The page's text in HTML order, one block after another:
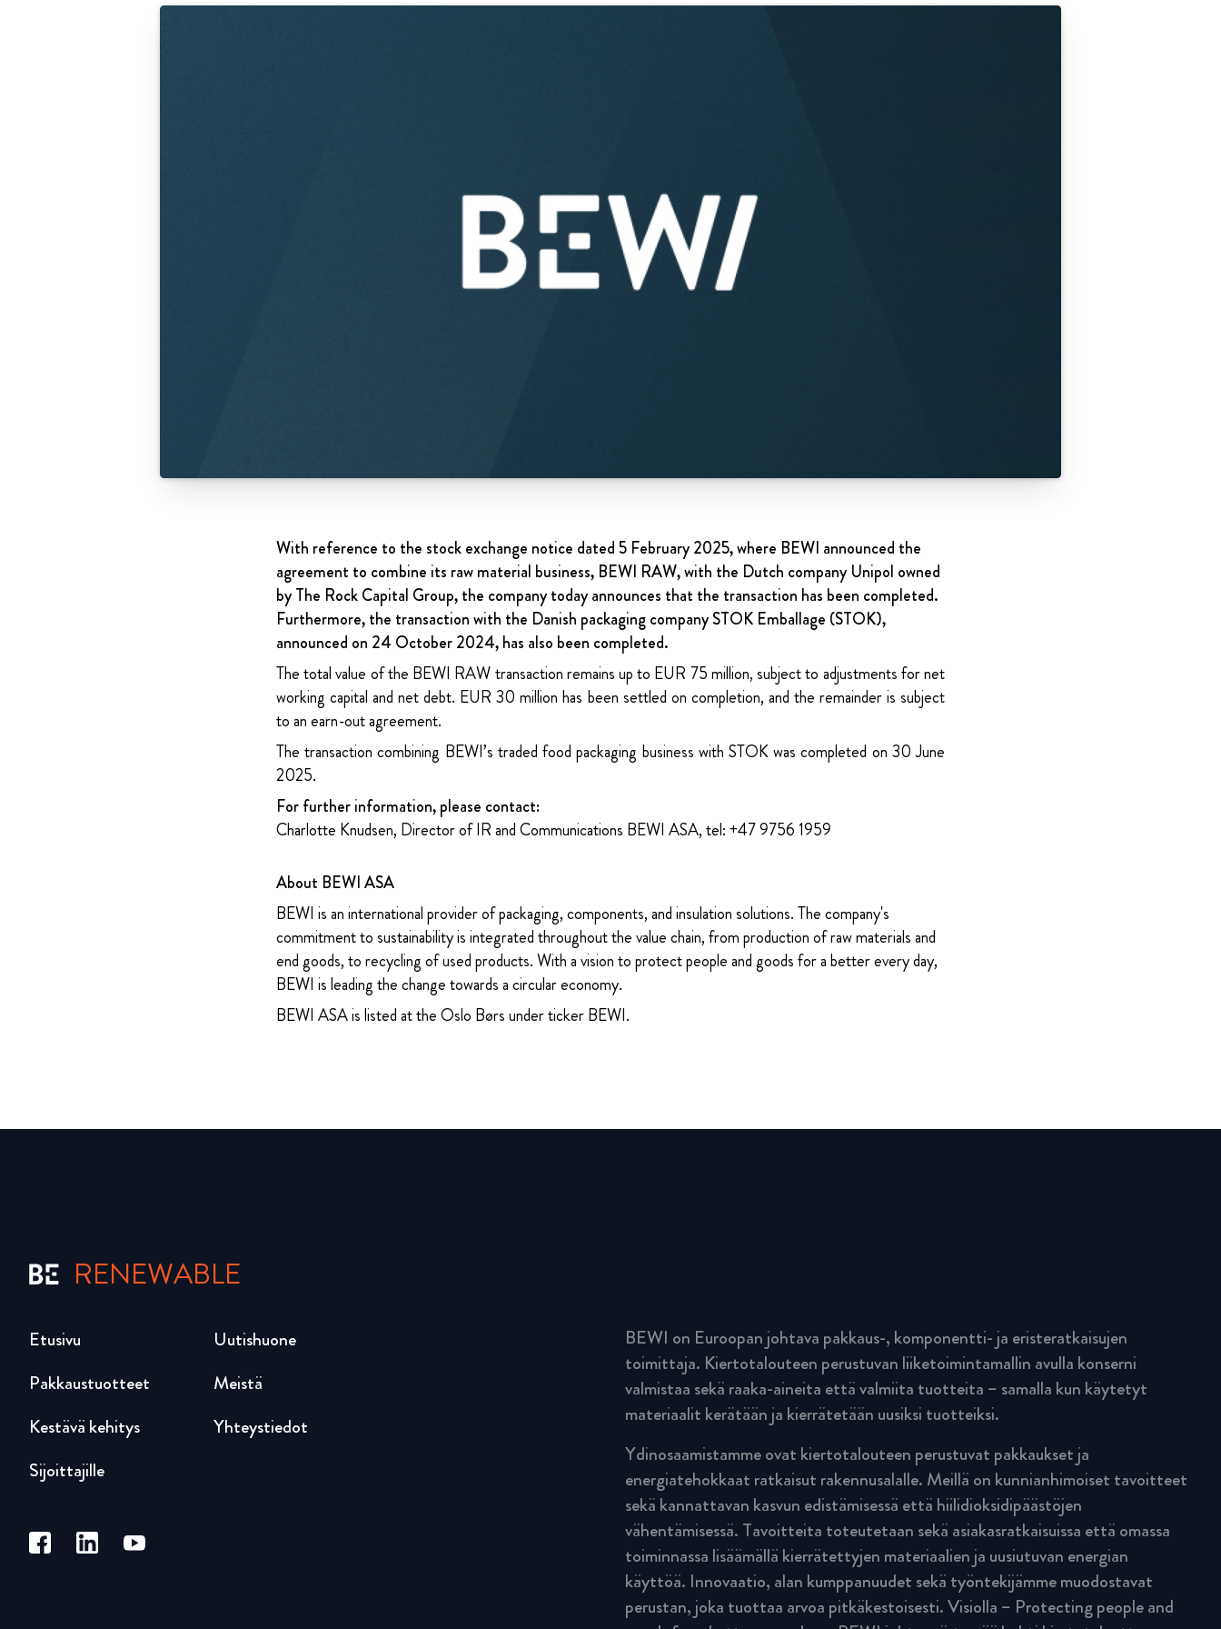
Acquisitions & investments
With reference to the stock exchange notice dated 5 February 2025, where BEWI announced the
agreement to combine its raw material business, BEWI RAW, with the Dutch company Unipol owned
by The Rock Capital Group, the company today announces that the transaction has been completed.
Furthermore, the transaction with the Danish packaging company STOK Emballage (STOK),
announced on 24 October 2024, has also been completed.
The total value of the BEWI RAW transaction remains up to EUR 75 million, subject to adjustments for net
working capital and net debt. EUR 30 million has been settled on completion, and the remainder is subject
to an earn-out agreement.
The transaction combining BEWI’s traded food packaging business with STOK was completed on 30 June
2025.
For further information, please contact:
Charlotte Knudsen, Director of IR and Communications BEWI ASA, tel: +47 9756 1959
About BEWI ASA
BEWI is an international provider of packaging, components, and insulation solutions. The company's
commitment to sustainability is integrated throughout the value chain, from production of raw materials and
end goods, to recycling of used products. With a vision to protect people and goods for a better every day,
BEWI is leading the change towards a circular economy.
BEWI ASA is listed at the Oslo Børs under ticker BEWI.
RENEWABLE
Etusivu
Pakkaustuotteet
Kestävä kehitys
Sijoittajille
Uutishuone
Meistä
Yhteystiedot
BEWI on Euroopan johtava pakkaus-, komponentti- ja eristeratkaisujen
toimittaja. Kiertotalouteen perustuvan liiketoimintamallin avulla konserni
valmistaa sekä raaka-aineita että valmiita tuotteita – samalla kun käytetyt
materiaalit kerätään ja kierrätetään uusiksi tuotteiksi.
Ydinosaamistamme ovat kiertotalouteen perustuvat pakkaukset ja
energiatehokkaat ratkaisut rakennusalalle. Meillä on kunnianhimoiset tavoitteet
sekä kannattavan kasvun edistämisessä että hiilidioksidipäästöjen
vähentämisessä. Tavoitteita toteutetaan sekä asiakasratkaisuissa että omassa
toiminnassa lisäämällä kierrätettyjen materiaalien ja uusiutuvan energian
käyttöä. Innovaatio, alan kumppanuudet sekä työntekijämme muodostavat
perustan, joka tuottaa arvoa pitkäkestoisesti. Visiolla – Protecting people and